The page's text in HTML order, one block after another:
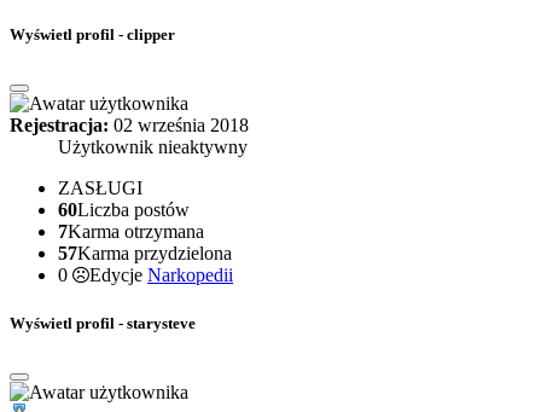
Wyświetl profil - clipper
Rejestracja: 02 września 2018
Użytkownik nieaktywny
ZASŁUGI
60Liczba postów
7Karma otrzymana
57Karma przydzielona
0
Edycje Narkopedii
Wyświetl profil - starysteve